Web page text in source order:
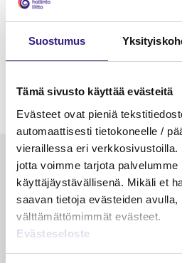
Suostumus
Tämä sivusto käyttää evästeitä
Evästeet ovat pieniä
automaattisesti tietokoneelle /
vieraillessa eri verkkosivustoilla.
jotta voimme tarjota
käyttäjäystävällisenä. Mikäli et
saavan tietoja evästeiden
välttämättömimmät evästeet.
Evästeseloste
Luetuimmat
VEROTUS
Kulu­veloitukset
verotuksessa – omien
veloitus, kulujen